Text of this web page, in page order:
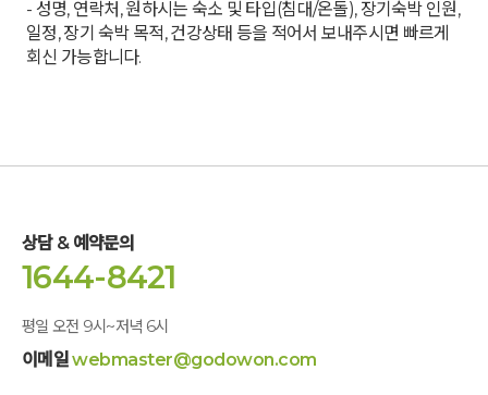
- 성명, 연락처, 원하시는 숙소 및 타입(침대/온돌), 장기숙박 인원,
일정, 장기 숙박 목적, 건강상태 등을 적어서 보내주시면 빠르게
회신 가능합니다.
상담 & 예약문의
1644-8421
평일 오전 9시~저녁 6시
이메일webmaster@godowon.com